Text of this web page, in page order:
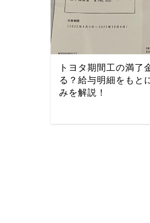
トヨタ期間工の満了
る？給与明細をもと
みを解説！